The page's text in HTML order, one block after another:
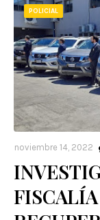
POLICIAL
noviembre 14, 2022